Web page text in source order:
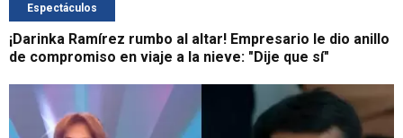
Espectáculos
¡Darinka Ramírez rumbo al altar! Empresario le dio anillo
de compromiso en viaje a la nieve: "Dije que sí"